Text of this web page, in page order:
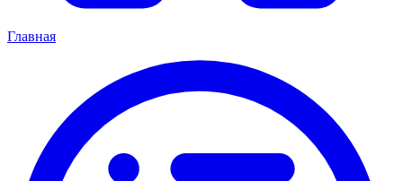
Главная